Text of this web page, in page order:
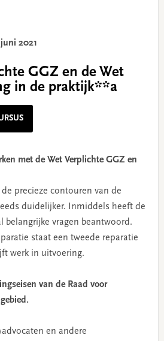
2021
GGZ en de Wet
in de praktijk**a
met de Wet Verplichte GGZ en
precieze contouren van de
duidelijker. Inmiddels heeft de
belangrijke vragen beantwoord.
staat een tweede reparatie
werk in uitvoering.
van de Raad voor
en andere